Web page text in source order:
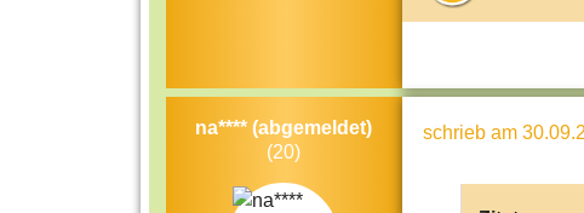
na**** (abgemeldet)
(20)
schrieb am